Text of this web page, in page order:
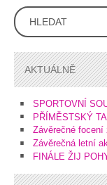
AKTUÁLNĚ
SPORTOVNÍ
PŘÍMĚSTSKÝ
Závěrečné focení
Závěrečná letní
FINÁLE ŽIJ